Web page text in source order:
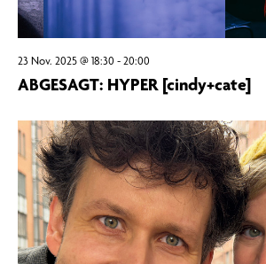
23 Nov. 2025 @ 18:30 - 20:00
ABGESAGT: HYPER [cindy+cate]